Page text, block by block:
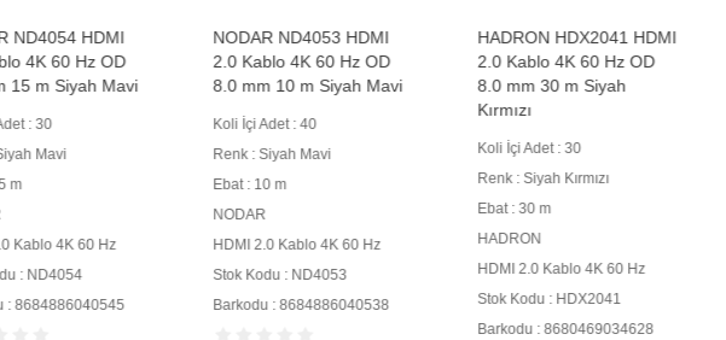
ND4054 HDMI
4K 60 Hz OD
15 m Siyah Mavi
: 30
Mavi
m
Kablo 4K 60 Hz
: ND4054
: 8684886040545
NODAR ND4053 HDMI
2.0 Kablo 4K 60 Hz OD
8.0 mm 10 m Siyah Mavi
Koli İçi Adet : 40
Renk : Siyah Mavi
Ebat : 10 m
NODAR
HDMI 2.0 Kablo 4K 60 Hz
Stok Kodu : ND4053
Barkodu : 8684886040538
HADRON HDX2041 HDMI
2.0 Kablo 4K 60 Hz OD
8.0 mm 30 m Siyah
Kırmızı
Koli İçi Adet : 30
Renk : Siyah Kırmızı
Ebat : 30 m
HADRON
HDMI 2.0 Kablo 4K 60 Hz
Stok Kodu : HDX2041
Barkodu : 8680469034628